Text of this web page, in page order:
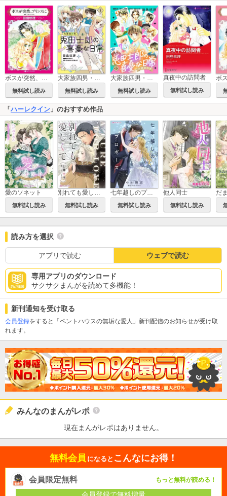
ボスが突然、プリンスに
無料試し読み
大家族四男・兎田士郎の喜憂な日常【コミックス単行本版】
無料試し読み
大家族四男・兎田士郎の喜憂な日常【単話版】
無料試し読み
真夜中の訪問者
無料試し読み
ボ
「 ハーレクイン 」のおすすめ作品
愛のソネット
無料試し読み
別れても愛しくて
無料試し読み
七年越しのプロポーズ
無料試し読み
他人同士
無料試し読み
読み方を選択
アプリで読む ウェブで読む
専用アプリのダウンロード
サクサクまんがを読めて多機能！
新刊通知を受け取る
会員登録をすると「ペントハウスの無垢な愛人」新刊配信のお知らせが受け取
れます。
みんなのまんがレポ
現在まんがレポはありません。
無料会員 になると こんなにお得！
会員限定無料 もっと無料が読める！
会員登録で無料増量